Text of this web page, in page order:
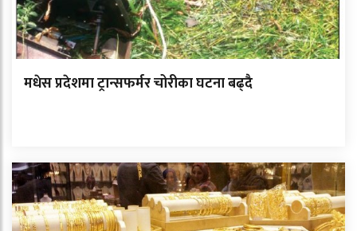
मधेस प्रदेशमा ट्रान्सफर्मर चोरीका घटना बढ्दै